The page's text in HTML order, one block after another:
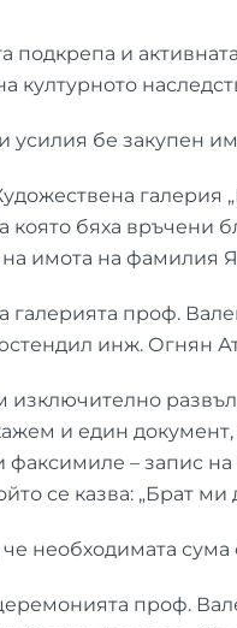
подкрепа и
културното
усилия бе закупен
която бяха връчени
на имота на фамилия
галерията проф.
инж. Огнян
изключително
и един документ,
– запис на
се казва: „Брат
че необходимата
проф.